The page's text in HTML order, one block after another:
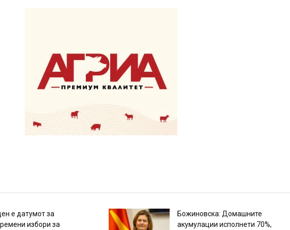
е датумот за
избори за
Божиновска: Домашните
акумулации исполнети 70%,